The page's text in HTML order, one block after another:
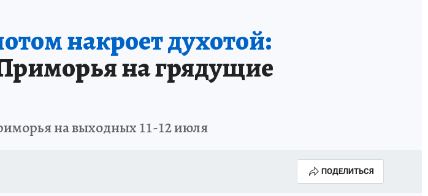
УЧИТЕЛЬ – 2024 ИСПЫТАНО НА СЕБЕ
накроет духотой:
на грядущие
на выходных 11-12 июля
ПОДЕЛИТЬСЯ